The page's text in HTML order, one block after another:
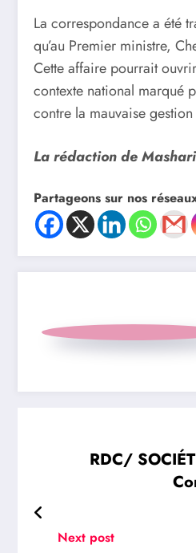
La correspondance a été
qu’au Premier ministre,
Cette affaire pourrait
contexte national marqué
contre la mauvaise
La rédaction de
Partageons sur nos
RDC/
Next post